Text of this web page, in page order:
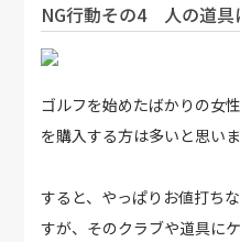
NG行動その4 人の道具
ゴルフを始めたばかりの女
を購入する方は多いと思いま
すると、やっぱりお値打ち
すが、そのクラブや道具に